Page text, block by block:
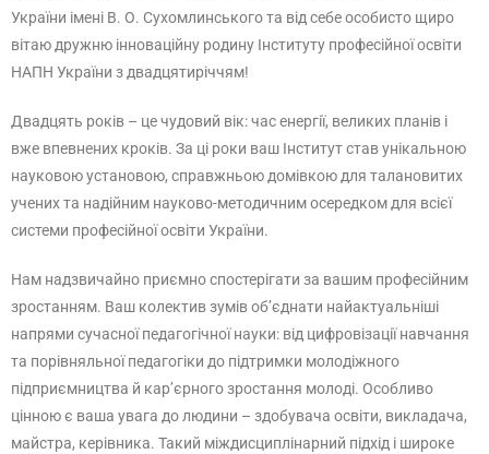
України імені В. О. Сухомлинського та від себе особисто щиро
вітаю дружню інноваційну родину Інституту професійної освіти
НАПН України з двадцятиріччям!
Двадцять років – це чудовий вік: час енергії, великих планів і
вже впевнених кроків. За ці роки ваш Інститут став унікальною
науковою установою, справжньою домівкою для талановитих
учених та надійним науково-методичним осередком для всієї
системи професійної освіти України.
Нам надзвичайно приємно спостерігати за вашим професійним
зростанням. Ваш колектив зумів об’єднати найактуальніші
напрями сучасної педагогічної науки: від цифровізації навчання
та порівняльної педагогіки до підтримки молодіжного
підприємництва й кар’єрного зростання молоді. Особливо
цінною є ваша увага до людини – здобувача освіти, викладача,
майстра, керівника. Такий міждисциплінарний підхід і широке